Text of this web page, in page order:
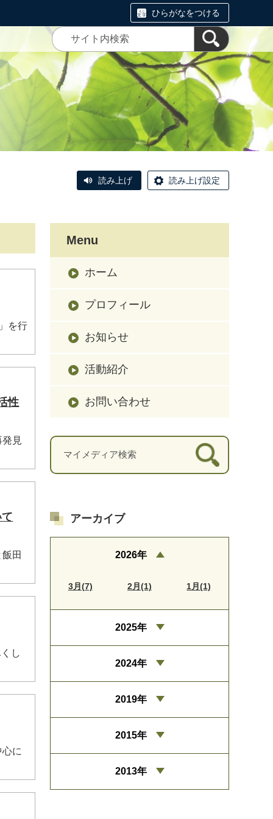
ひらがなをつける
読み上げ 読み上げ設定
を行
性
見
田
し
に
Menu
ホーム
プロフィール
お知らせ
活動紹介
お問い合わせ
アーカイブ
2026年
3月(7) 2月(1) 1月(1)
2025年
2024年
2019年
2015年
2013年